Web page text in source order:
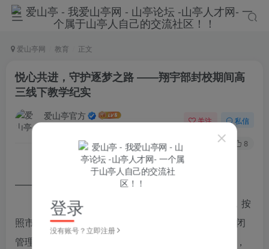
爱山亭网 教育 正文
悦心共进，守护逐梦之路 ――翔宇部封校期间高
三线下教学纪实
爱山亭官方 关注 私信
109 8
悦心共进，守护逐梦之路
——翔宇部封校期间高三线下教学纪实
进入3月份以来，山东省疫情防控形势陡然严峻，按
照市防疫指控部要求，全市高三年级学校全面施行封闭
管理，进行线下教学。自封校开展线下教学近一周来，
登录
没有账号？立即注册